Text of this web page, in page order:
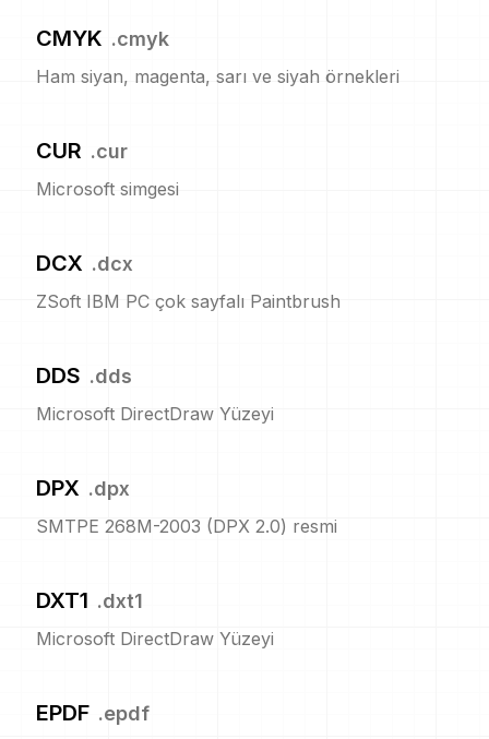
CMYK .cmyk
Ham siyan, magenta, sarı ve siyah örnekleri
CUR .cur
Microsoft simgesi
DCX .dcx
ZSoft IBM PC çok sayfalı Paintbrush
DDS .dds
Microsoft DirectDraw Yüzeyi
DPX .dpx
SMTPE 268M-2003 (DPX 2.0) resmi
DXT1 .dxt1
Microsoft DirectDraw Yüzeyi
EPDF .epdf